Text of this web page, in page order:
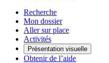
Recherche
Mon dossier
Aller sur place
Activités
Présentation visuelle
Obtenir de l’aide